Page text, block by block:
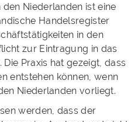
Niederlanden ist eine
Handelsregister
in den
zur Eintragung in das
Praxis hat gezeigt, dass
entstehen können, wenn
Niederlanden vorliegt.
werden, dass der